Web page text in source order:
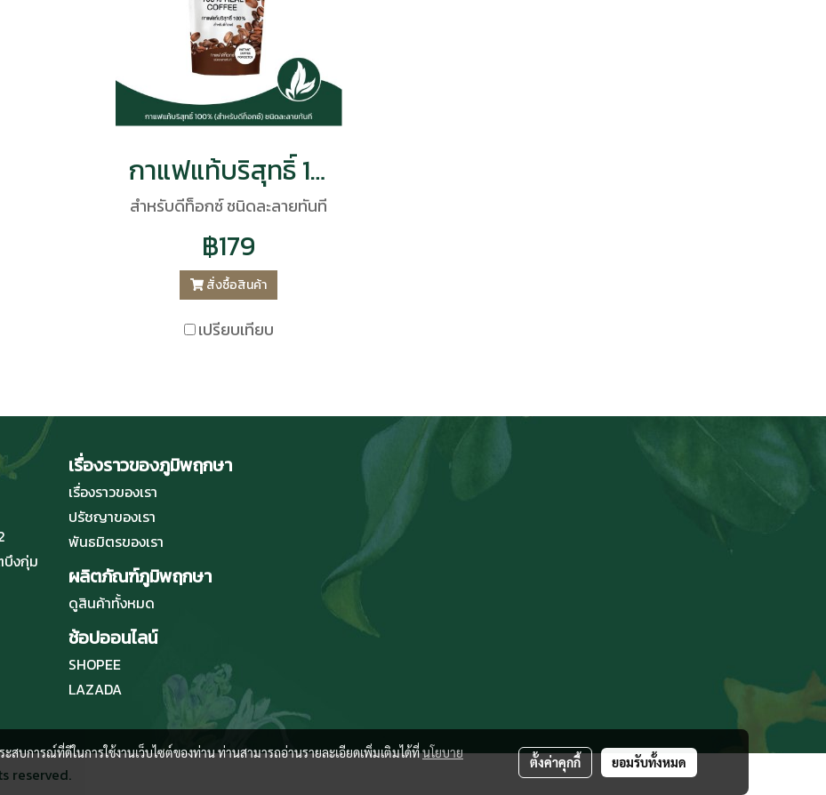
กาแฟแท้บริสุทธิ์ 100% (สำหรับดีท็อกซ์) สมุนไพร ภูมิพฤกษา CODE : 9524
สำหรับดีท็อกซ์ ชนิดละลายทันที
฿179
สั่งซื้อสินค้า
เปรียบเทียบ
งกุ่ม
เรื่องราวของภูมิพฤกษา
เรื่องราวของเรา
ปรัชญาของเรา
พันธมิตรของเรา
ผลิตภัณฑ์ภูมิพฤกษา
ดูสินค้าทั้งหมด
ช้อปออนไลน์
SHOPEE
LAZADA
reserved.
สบการณ์ที่ดีในการใช้งานเว็บไซต์ของท่าน ท่านสามารถอ่านรายละเอียดเพิ่มเติมได้ที่นโยบาย
ตั้งค่าคุกกี้ ยอมรับทั้งหมด